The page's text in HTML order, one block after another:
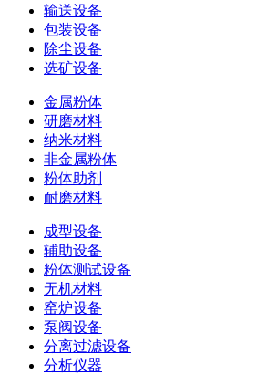
输送设备
包装设备
除尘设备
选矿设备
金属粉体
研磨材料
纳米材料
非金属粉体
粉体助剂
耐磨材料
成型设备
辅助设备
粉体测试设备
无机材料
窑炉设备
泵阀设备
分离过滤设备
分析仪器